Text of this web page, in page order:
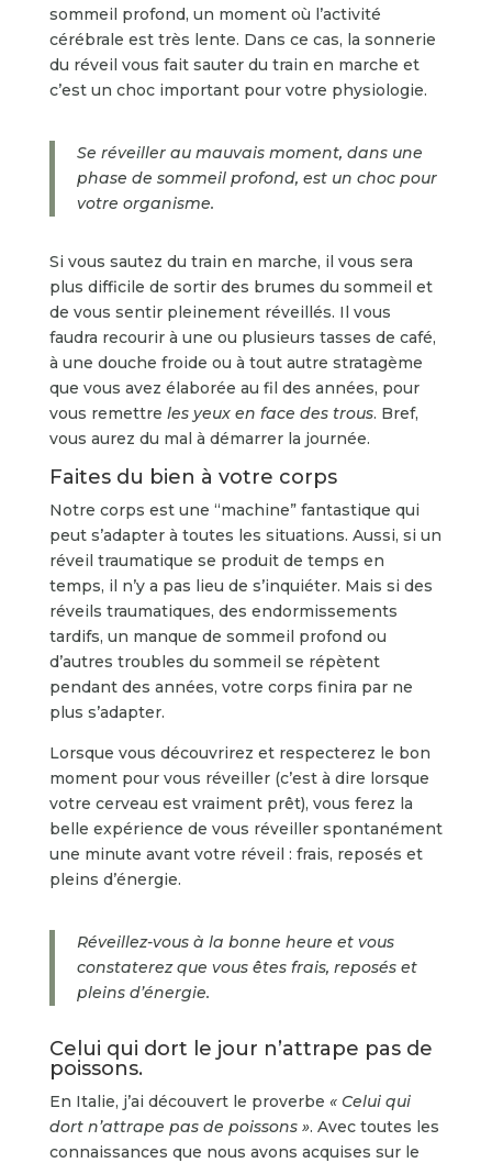
sommeil profond, un moment où l’activité
cérébrale est très lente. Dans ce cas, la sonnerie
du réveil vous fait sauter du train en marche et
c’est un choc important pour votre physiologie.
Se réveiller au mauvais moment, dans une
phase de sommeil profond, est un choc pour
votre organisme.
Si vous sautez du train en marche, il vous sera
plus difficile de sortir des brumes du sommeil et
de vous sentir pleinement réveillés. Il vous
faudra recourir à une ou plusieurs tasses de café,
à une douche froide ou à tout autre stratagème
que vous avez élaborée au fil des années, pour
vous remettre les yeux en face des trous. Bref,
vous aurez du mal à démarrer la journée.
Faites du bien à votre corps
Notre corps est une “machine” fantastique qui
peut s’adapter à toutes les situations. Aussi, si un
réveil traumatique se produit de temps en
temps, il n’y a pas lieu de s’inquiéter. Mais si des
réveils traumatiques, des endormissements
tardifs, un manque de sommeil profond ou
d’autres troubles du sommeil se répètent
pendant des années, votre corps finira par ne
plus s’adapter.
Lorsque vous découvrirez et respecterez le bon
moment pour vous réveiller (c’est à dire lorsque
votre cerveau est vraiment prêt), vous ferez la
belle expérience de vous réveiller spontanément
une minute avant votre réveil : frais, reposés et
pleins d’énergie.
Réveillez-vous à la bonne heure et vous
constaterez que vous êtes frais, reposés et
pleins d’énergie.
Celui qui dort le jour n’attrape pas de
poissons.
En Italie, j’ai découvert le proverbe « Celui qui
dort n’attrape pas de poissons ». Avec toutes les
connaissances que nous avons acquises sur le